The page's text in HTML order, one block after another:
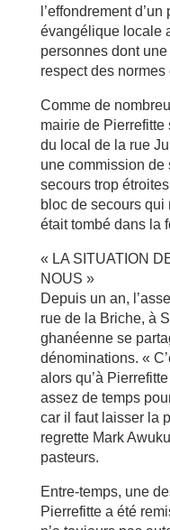
l’effondrement
évangélique locale
personnes dont
respect des normes
Comme de
mairie de Pierrefitte
du local de la rue
une commission de
secours trop
bloc de secours qui
était tombé dans la
« LA SITUATION
NOUS »
Depuis un an,
rue de la Briche, à
ghanéenne se
dénominations. «
alors qu’à
assez de temps
car il faut laisser la
regrette Mark
pasteurs.
Entre-temps, une
Pierrefitte a été